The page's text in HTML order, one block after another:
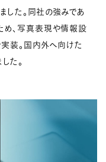
した。 同社の強みであ
め、写真表現や情報設
装。国内外へ向けた
た。